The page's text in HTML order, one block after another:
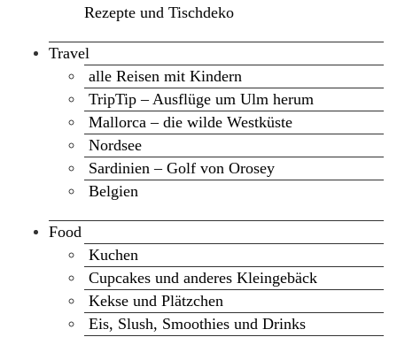
Rezepte und Tischdeko
Travel
alle Reisen mit Kindern
TripTip – Ausflüge um Ulm herum
Mallorca – die wilde Westküste
Nordsee
Sardinien – Golf von Orosey
Belgien
Food
Kuchen
Cupcakes und anderes Kleingebäck
Kekse und Plätzchen
Eis, Slush, Smoothies und Drinks